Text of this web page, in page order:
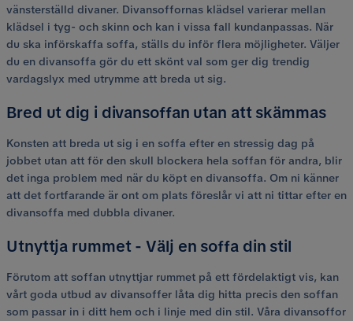
vänsterställd divaner. Divansoffornas klädsel varierar mellan
klädsel i tyg- och skinn och kan i vissa fall kundanpassas. När
du ska införskaffa soffa, ställs du inför flera möjligheter. Väljer
du en divansoffa gör du ett skönt val som ger dig trendig
vardagslyx med utrymme att breda ut sig.
Bred ut dig i divansoffan utan att skämmas
Konsten att breda ut sig i en soffa efter en stressig dag på
jobbet utan att för den skull blockera hela soffan för andra, blir
det inga problem med när du köpt en divansoffa. Om ni känner
att det fortfarande är ont om plats föreslår vi att ni tittar efter en
divansoffa med dubbla divaner.
Utnyttja rummet - Välj en soffa din stil
Förutom att soffan utnyttjar rummet på ett fördelaktigt vis, kan
vårt goda utbud av divansoffer låta dig hitta precis den soffan
som passar in i ditt hem och i linje med din stil. Våra divansoffor